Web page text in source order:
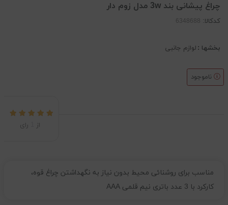
چراغ پیشانی بند 3w مدل زوم دار
کدکالا:
بخشها : لوازم جانبی
ناموجود
از رای
مناسب برای روشنائی محیط بدون نیاز به نگهداشتن چراغ قوه،
کارکرد با 3 عدد باتری نیم قلمی AAA